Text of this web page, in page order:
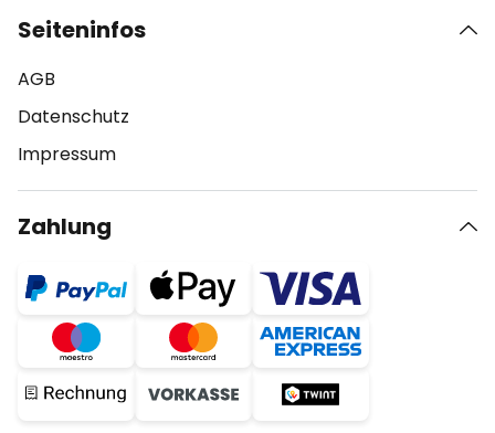
Seiteninfos
AGB
Datenschutz
Impressum
Zahlung